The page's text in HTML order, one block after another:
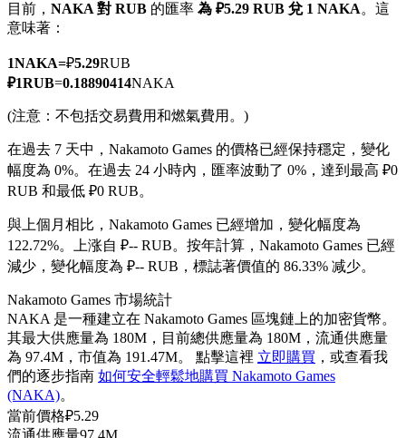
美股、外匯、貴金屬及大宗商品衍生性商品
多種以USDC結算的永續合約
跟單
目前， NAKA 對 RUB 的匯率 為 ₽5.29 RUB 兌 1 NAKA。這
意味著：
1NAKA=₽5.29RUB
₽1RUB=0.18890414NAKA
(注意：不包括交易費用和燃氣費用。)
在過去 7 天中，Nakamoto Games 的價格已經保持穩定，變化
幅度為 0%。 在過去 24 小時內，匯率波動了 0%，達到最高 ₽0
RUB 和最低 ₽0 RUB。
與上個月相比，Nakamoto Games 已經增加，變化幅度為
122.72%。上涨自 ₽-- RUB。 按年計算，Nakamoto Games 已經
減少，變化幅度為 ₽-- RUB，標誌著價值的 86.33% 减少。
Nakamoto Games 市場統計
NAKA 是一種建立在 Nakamoto Games 區塊鏈上的加密貨幣。
其最大供應量為 180M，目前總供應量為 180M，流通供應量
為 97.4M，市值為 191.47M。 點擊這裡 立即購買 ，或查看我
們的逐步指南 如何安全輕鬆地購買 Nakamoto Games
(NAKA)。
當前價格₽5.29